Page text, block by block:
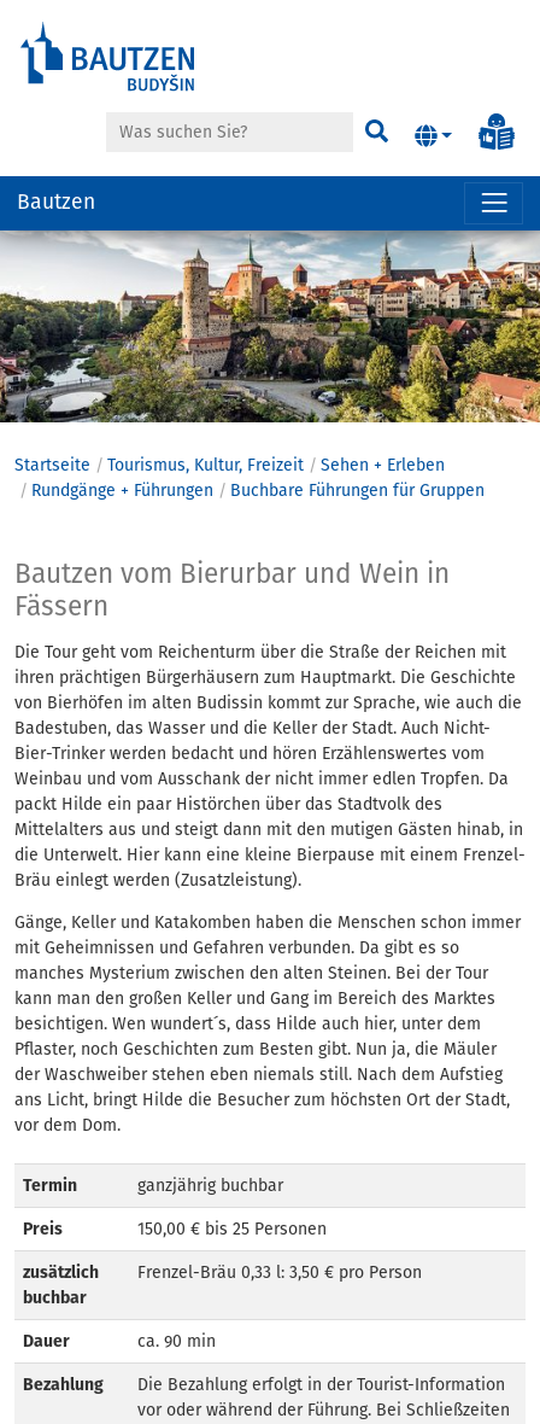
der
anspringen
Suche Suchen
Bautzen
Startseite Tourismus, Kultur, Freizeit
Sehen + Erleben
Rundgänge + Führungen
Buchbare Führungen für Gruppen
Auf und unter
Bautzen vom Bierurbar und Wein in
Fässern
Die Tour geht vom Reichenturm über die Straße der Reichen mit
ihren prächtigen Bürgerhäusern zum Hauptmarkt. Die Geschichte
von Bierhöfen im alten Budissin kommt zur Sprache, wie auch die
Badestuben, das Wasser und die Keller der Stadt. Auch Nicht-
Bier-Trinker werden bedacht und hören Erzählenswertes vom
Weinbau und vom Ausschank der nicht immer edlen Tropfen. Da
packt Hilde ein paar Histörchen über das Stadtvolk des
Mittelalters aus und steigt dann mit den mutigen Gästen hinab, in
die Unterwelt. Hier kann eine kleine Bierpause mit einem Frenzel-
Bräu einlegt werden (Zusatzleistung).
Gänge, Keller und Katakomben haben die Menschen schon immer
mit Geheimnissen und Gefahren verbunden. Da gibt es so
manches Mysterium zwischen den alten Steinen. Bei der Tour
kann man den großen Keller und Gang im Bereich des Marktes
besichtigen. Wen wundert´s, dass Hilde auch hier, unter dem
Pflaster, noch Geschichten zum Besten gibt. Nun ja, die Mäuler
der Waschweiber stehen eben niemals still. Nach dem Aufstieg
ans Licht, bringt Hilde die Besucher zum höchsten Ort der Stadt,
vor dem Dom.
Termin ganzjährig buchbar
Preis 150,00 € bis 25 Personen
zusätzlich
buchbar
Frenzel-Bräu 0,33 l: 3,50 € pro Person
Dauer ca. 90 min
Bezahlung
Die Bezahlung erfolgt in der Tourist-Information
vor oder während der Führung. Bei Schließzeiten